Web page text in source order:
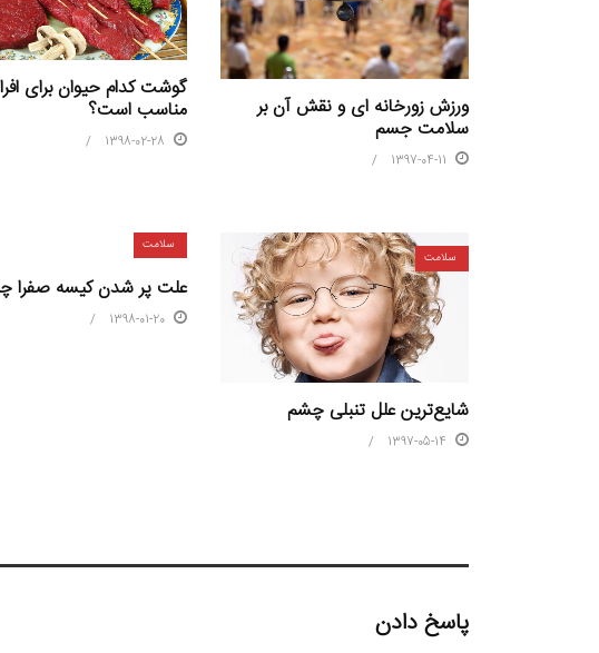
ورزش زورخانه ای و نقش آن بر
سلامت جسم
1397-04-11
گوشت کدام حیوان برای
مناسب است؟
1398-02-28
سلامت
شایع‌ترین علل تنبلی چشم
1397-05-14
سلامت
علت پر شدن کیسه صفرا
1398-01-20
پاسخ دادن